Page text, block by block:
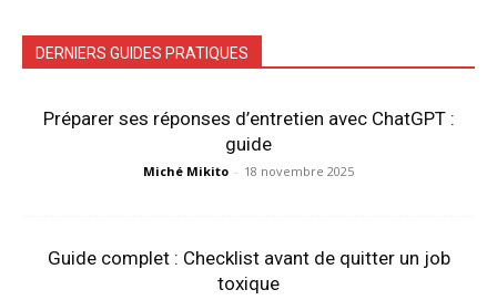
DERNIERS GUIDES PRATIQUES
Préparer ses réponses d’entretien avec ChatGPT :
guide
Miché Mikito - 18 novembre 2025
Guide complet : Checklist avant de quitter un job
toxique